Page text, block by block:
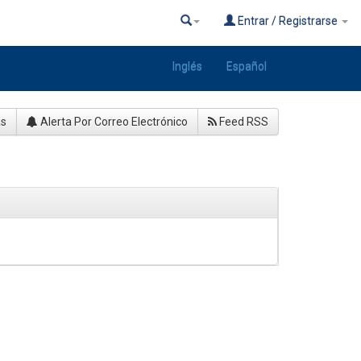
Entrar / Registrarse
Inglés Español
Alerta Por Correo Electrónico Feed RSS